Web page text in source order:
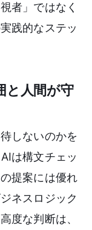
者」ではなく
践的なステッ
と人間が守
しないのかを
は構文チェッ
提案には優れ
ネスロジック
度な判断は、